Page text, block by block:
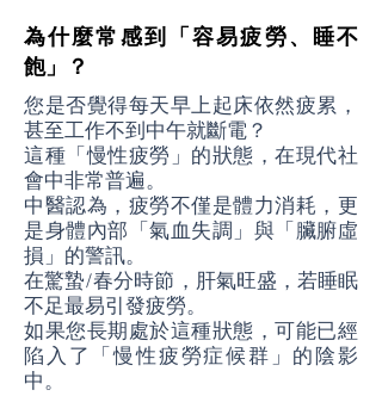
為什麼常感到「容易疲勞、睡不
飽」？
您是否覺得每天早上起床依然疲累，
甚至工作不到中午就斷電？
這種「慢性疲勞」的狀態，在現代社
會中非常普遍。
中醫認為，疲勞不僅是體力消耗，更
是身體內部「氣血失調」與「臟腑虛
損」的警訊。
在驚蟄/春分時節，肝氣旺盛，若睡眠
不足最易引發疲勞。
如果您長期處於這種狀態，可能已經
陷入了「慢性疲勞症候群」的陰影
中。